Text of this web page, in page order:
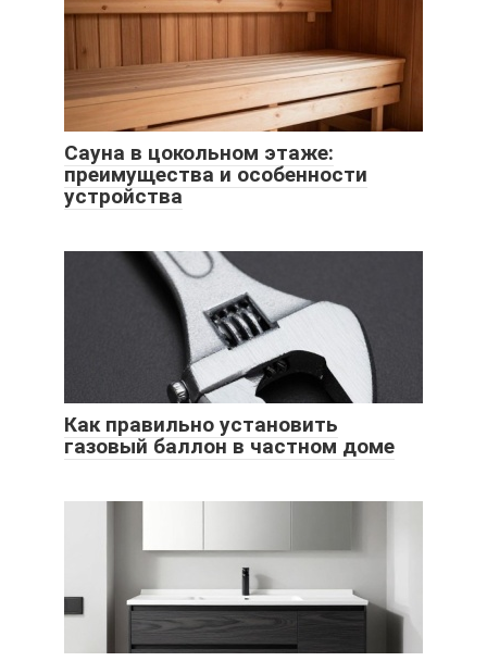
Сауна в цокольном этаже:
преимущества и особенности
устройства
Как правильно установить
газовый баллон в частном доме